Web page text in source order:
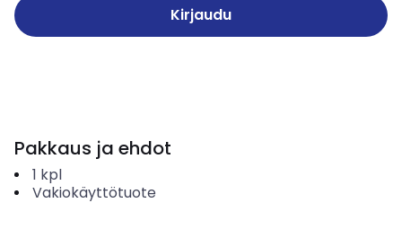
Kirjaudu
Pakkaus ja ehdot
1 kpl
Vakiokäyttötuote